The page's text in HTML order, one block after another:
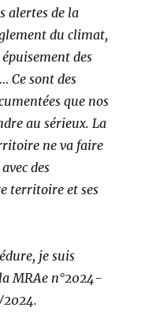
alertes de la
du climat,
des
Ce sont des
que nos
au sérieux. La
ne va faire
des
territoire et ses
je suis
MRAe n°2024-